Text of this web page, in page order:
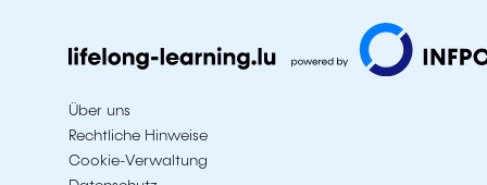
Über uns
Rechtliche Hinweise
Cookie-Verwaltung